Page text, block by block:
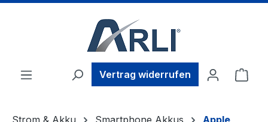
Vertrag widerrufen
Strom & Akku Smartphone Akkus Apple